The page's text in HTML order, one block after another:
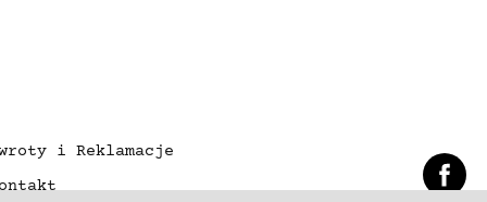
i Reklamacje